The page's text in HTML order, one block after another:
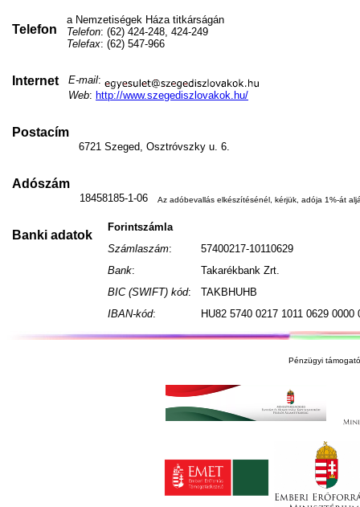
Telefon
a Nemzetiségek Háza titkárságán
Telefon: (62) 424-248, 424-249
Telefax: (62) 547-966
Internet E-mail:
Web: http://www.szegediszlovakok.hu/
Postacím
6721 Szeged, Osztróvszky u. 6.
Adószám
18458185-1-06 Az adóbevallás elkészítésénél, kérjük, adója 1%-át
Banki adatok
Forintszámla
Számlaszám:
57400217-10110629
Bank:
Takarékbank Zrt.
BIC (SWIFT) kód:
TAKBHUHB
IBAN-kód: HU82 5740 0217 1011 0629 0000
Pénzügyi